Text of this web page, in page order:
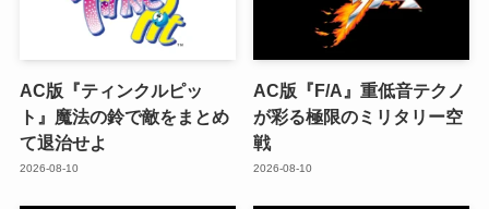
AC版『ティンクルピッ
ト』魔法の鈴で敵をまとめ
て退治せよ
2026-08-10
AC版『F/A』重低音テクノ
が彩る極限のミリタリー空
戦
2026-08-10